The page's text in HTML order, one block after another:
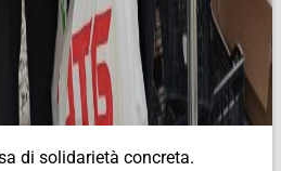
di solidarietà concreta.